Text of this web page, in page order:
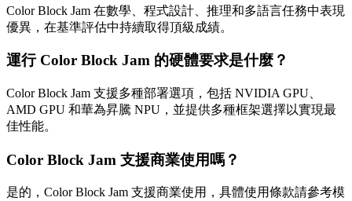
Color Block Jam 在數學、程式設計、推理和多語言任務中表現
優異，在基準評估中持續取得頂級成績。
運行 Color Block Jam 的硬體要求是什麼？
Color Block Jam 支援多種部署選項，包括 NVIDIA GPU、
AMD GPU 和華為昇騰 NPU，並提供多種框架選擇以實現最
佳性能。
Color Block Jam 支援商業使用嗎？
是的，Color Block Jam 支援商業使用，具體使用條款請參考模